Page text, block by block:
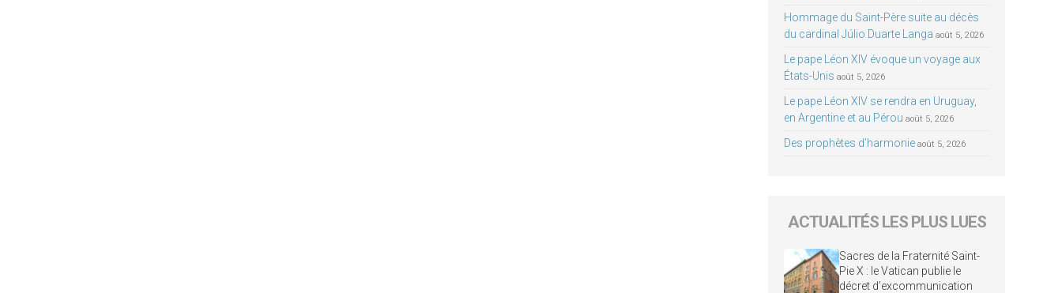
Hommage du Saint-Père suite au décès
du cardinal Júlio Duarte Langa août 5, 2026
Le pape Léon XIV évoque un voyage aux
États-Unis août 5, 2026
Le pape Léon XIV se rendra en Uruguay,
en Argentine et au Pérou août 5, 2026
Des prophètes d’harmonie août 5, 2026
ACTUALITÉS LES PLUS LUES
Sacres de la Fraternité Saint-
Pie X : le Vatican publie le
décret d’excommunication